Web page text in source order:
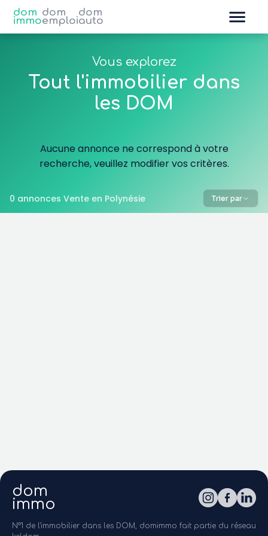
dom
immo
dom
emploi
dom
auto
Vous explorez
Tout l'immobilier dans
les DOM
Aucune annonce ne correspond à votre
recherche, veuillez modifier vos critères.
0 annonces Vente en Polynésie Trier par
dom
immo
N°1 de l'immobilier dans les DOM, domimmo fait partie du réseau